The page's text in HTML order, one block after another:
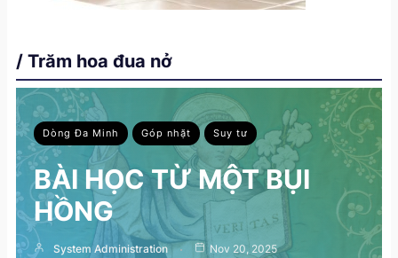
/ Trăm hoa đua nở
Dòng Đa Minh Góp nhặt Suy tư
BÀI HỌC TỪ MỘT BỤI
HỒNG
System Administration
Nov 20, 2025